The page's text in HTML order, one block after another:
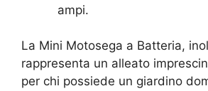
ampi.
La Mini Motosega a Batteria,
rappresenta un alleato
per chi possiede un giardino